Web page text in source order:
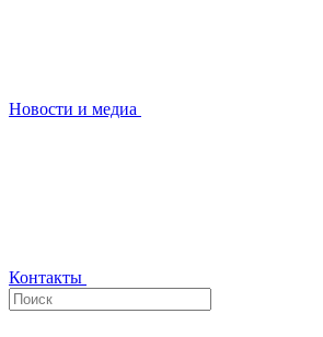
Новости и медиа
Контакты